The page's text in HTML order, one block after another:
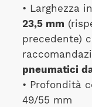
• Larghezza
23,5 mm
precedente)
pneumatici
• Profondità
49/55 mm